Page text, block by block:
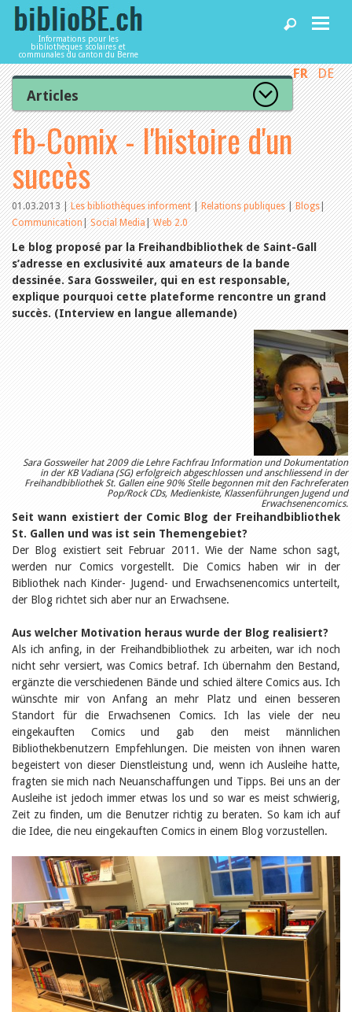
Informations pour les
bibliothèques scolaires et
communales du canton du Berne
Accueil
Articles
Bibliothèques
Agenda
Services
FR DE
Articles
Tous les articles
Articles recommandés
Les mieux notés
Catégories
L’Office de la culture informe
La Commission informe
Les bibliothèques informent
Organisation
Locaux et infrastructure
Collections
Utilisation
Finances
Personnel
Gestion de la qualité
Manifestations
Formation et perfectionnement
Animations
Ecole et bibliothèque
Bibliosuisse
Subventions cantonales
Subventions extraordinaires
Littérature de jeunesse
Membres de la commission
Encouragement des
Bibliomedia
Tous les tags
Auteurs
Sibylle Birrer
Javier Lopez
Andrea Grichting
Maria Aellig-Abate
Aline Yeretzian
Markus Jost
Markus Keel
Blaise Humbert-Droz
Sarah Jenni
Gabriela Hammel
Brigitte Burri
Tous les auteurs
Archives
Juillet 2026
Juin 2026
Mars 2026
Décembre 2025
Novembre 2025
Septembre 2025
Juillet 2025
fb-Comix - l'histoire d'un
succès
01.03.2013|Les bibliothèques informent|Relations publiques|Blogs|
Communication|Social Media|Web 2.0
Le blog proposé par la Freihandbibliothek de Saint-Gall
s’adresse en exclusivité aux amateurs de la bande
dessinée. Sara Gossweiler, qui en est responsable,
explique pourquoi cette plateforme rencontre un grand
succès. (Interview en langue allemande)
Sara Gossweiler hat 2009 die Lehre Fachfrau Information und Dokumentation
in der KB Vadiana (SG) erfolgreich abgeschlossen und anschliessend in der
Freihandbibliothek St. Gallen eine 90% Stelle begonnen mit den Fachreferaten
Pop/Rock CDs, Medienkiste, Klassenführungen Jugend und
Erwachsenencomics.
Seit wann existiert der Comic Blog der Freihandbibliothek
St. Gallen und was ist sein Themengebiet?
Der Blog existiert seit Februar 2011. Wie der Name schon sagt,
werden nur Comics vorgestellt. Die Comics haben wir in der
Bibliothek nach Kinder- Jugend- und Erwachsenencomics unterteilt,
der Blog richtet sich aber nur an Erwachsene.
Aus welcher Motivation heraus wurde der Blog realisiert?
Als ich anfing, in der Freihandbibliothek zu arbeiten, war ich noch
nicht sehr versiert, was Comics betraf. Ich übernahm den Bestand,
ergänzte die verschiedenen Bände und schied ältere Comics aus. Ich
wünschte mir von Anfang an mehr Platz und einen besseren
Standort für die Erwachsenen Comics. Ich las viele der neu
eingekauften Comics und gab den meist männlichen
Bibliothekbenutzern Empfehlungen. Die meisten von ihnen waren
begeistert von dieser Dienstleistung und, wenn ich Ausleihe hatte,
fragten sie mich nach Neuanschaffungen und Tipps. Bei uns an der
Ausleihe ist jedoch immer etwas los und so war es meist schwierig,
Zeit zu finden, um die Benutzer richtig zu beraten. So kam ich auf
die Idee, die neu eingekauften Comics in einem Blog vorzustellen.